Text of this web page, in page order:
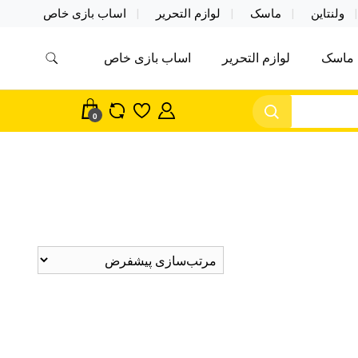
ولنتاین ماسک لوازم التحریر اساب بازی خاص
اکسسوری ماسک در واردات مستقیم
ماسک لوازم التحریر اساب بازی خاص
0